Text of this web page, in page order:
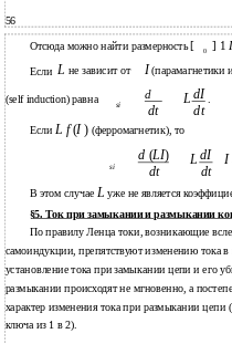
56
Отсюда можно найти размерность[ 0 ] 1
Если L не зависит от I(парамагнетики
(self induction) равна d L dI .
si dt dt
Если L f(I) (ферромагнетик), то
d (LI) L dI I
si dt dt
В этом случае Lуже не является
§5. Ток при замыкании и размыкании
По правилу Ленца токи, возникающие
самоиндукции, препятствуют изменению тока
установление тока при замыкании цепи и его
размыкании происходят не мгновенно, а
характер изменения тока при размыкании цепи
ключа из 1 в 2).